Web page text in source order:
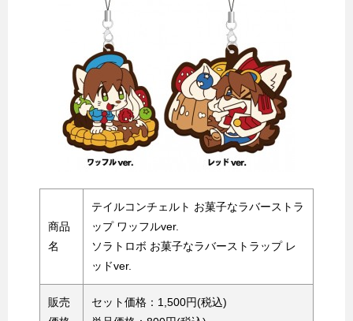
商品
名
テイルコンチェルト お菓子なラバーストラ
ップ ワッフルver.
ソラトロボ お菓子なラバーストラップ レ
ッドver.
販売
セット価格：1,500円(税込)